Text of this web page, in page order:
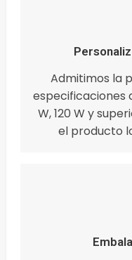
Admitimos la
especificaciones
W, 120 W y
el producto